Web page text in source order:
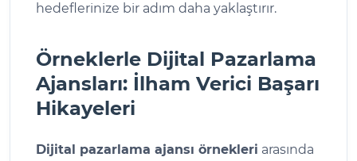
hedeflerinize bir adım daha yaklaştırır.
Örneklerle Dijital Pazarlama
Ajansları: İlham Verici Başarı
Hikayeleri
Dijital pazarlama ajansı örnekleri arasında